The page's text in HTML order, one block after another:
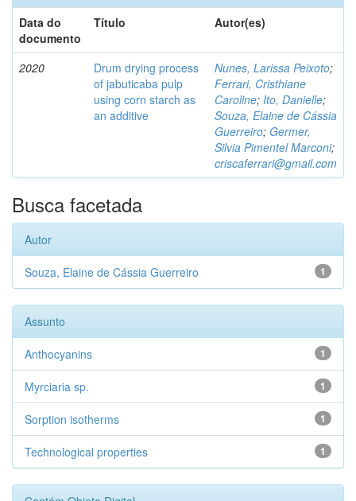
Data do
documento
Título Autor(es)
2020
Drum drying process
of jabuticaba pulp
using corn starch as
an additive
Nunes, Larissa Peixoto;
Ferrari, Cristhiane
Caroline; Ito, Danielle;
Souza, Elaine de Cássia
Guerreiro; Germer,
Silvia Pimentel Marconi;
criscaferrari@gmail.com
Busca facetada
Autor
1
Souza, Elaine de Cássia Guerreiro
Assunto
1
Anthocyanins
1
Myrciaria sp.
1
Sorption isotherms
1
Technological properties